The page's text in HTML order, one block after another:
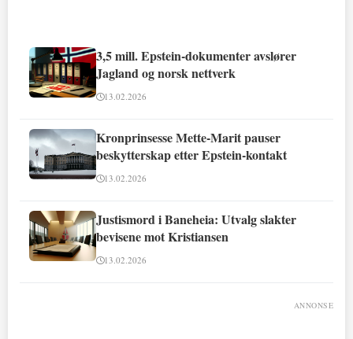
3,5 mill. Epstein-dokumenter avslører
Jagland og norsk nettverk
13.02.2026
Kronprinsesse Mette-Marit pauser
beskytterskap etter Epstein-kontakt
13.02.2026
Justismord i Baneheia: Utvalg slakter
bevisene mot Kristiansen
13.02.2026
ANNONSE